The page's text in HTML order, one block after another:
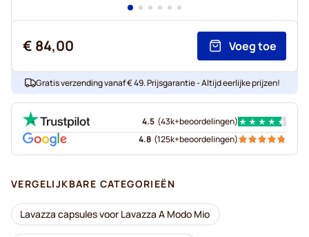
€ 84,00 Voeg toe
Gratis verzending vanaf € 49. Prijsgarantie - Altijd eerlijke prijzen!
4.5 (43k+beoordelingen)
4.8 (125k+beoordelingen)
VERGELIJKBARE CATEGORIEËN
Lavazza capsules voor Lavazza A Modo Mio